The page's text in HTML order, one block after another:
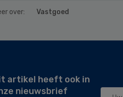
over: Vastgoed
artikel heeft ook in
nieuwsbrief